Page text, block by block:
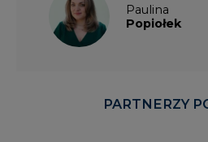
Paulina
Popiołek
PARTNERZY